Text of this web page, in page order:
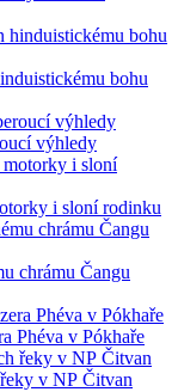
bohu
výhledy
i sloní rodinku
chrámu Čangu
Phéva v Pókhaře
v NP Čitvan